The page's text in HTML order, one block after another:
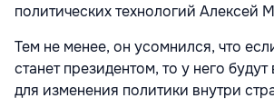
политических технологий Алексей
Тем не менее, он усомнился, что
станет президентом, то у него
для изменения политики внутри